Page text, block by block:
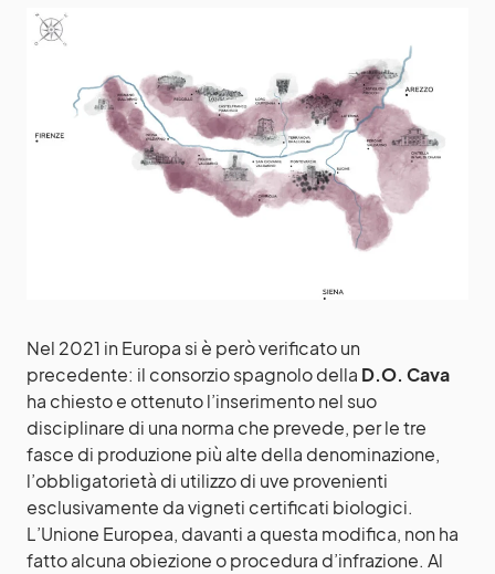
Nel 2021 in Europa si è però verificato un
precedente: il consorzio spagnolo della D.O. Cava
ha chiesto e ottenuto l’inserimento nel suo
disciplinare di una norma che prevede, per le tre
fasce di produzione più alte della denominazione,
l’obbligatorietà di utilizzo di uve provenienti
esclusivamente da vigneti certificati biologici.
L’Unione Europea, davanti a questa modifica, non ha
fatto alcuna obiezione o procedura d’infrazione. Al